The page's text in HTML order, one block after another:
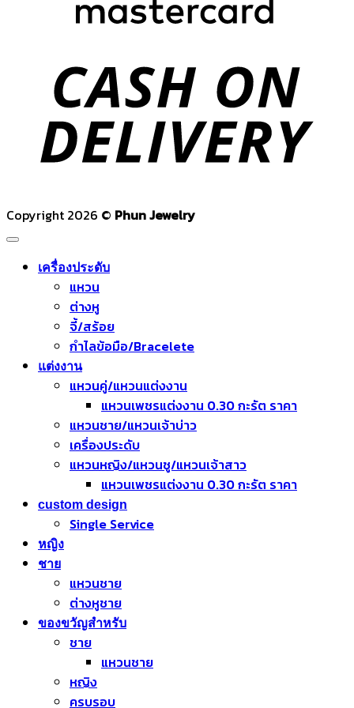
Copyright 2026 © Phun Jewelry
เครื่องประดับ
แหวน
ต่างหู
จี้/สร้อย
กำไลข้อมือ/Bracelete
แต่งงาน
แหวนคู่/แหวนแต่งงาน
แหวนเพชรแต่งงาน 0.30 กะรัต ราคา
แหวนชาย/แหวนเจ้าบ่าว
เครื่องประดับ
แหวนหญิง/แหวนชู/แหวนเจ้าสาว
แหวนเพชรแต่งงาน 0.30 กะรัต ราคา
custom design
Single Service
หญิง
ชาย
แหวนชาย
ต่างหูชาย
ของขวัญสำหรับ
ชาย
แหวนชาย
หญิง
ครบรอบ